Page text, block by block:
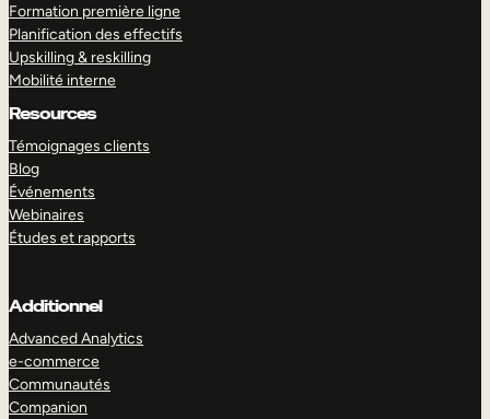
Formation première ligne
Planification des effectifs
Upskilling & reskilling
Mobilité interne
Resources
Témoignages clients
Blog
Événements
Webinaires
Études et rapports
Additionnel
Advanced Analytics
e-commerce
Communautés
Companion